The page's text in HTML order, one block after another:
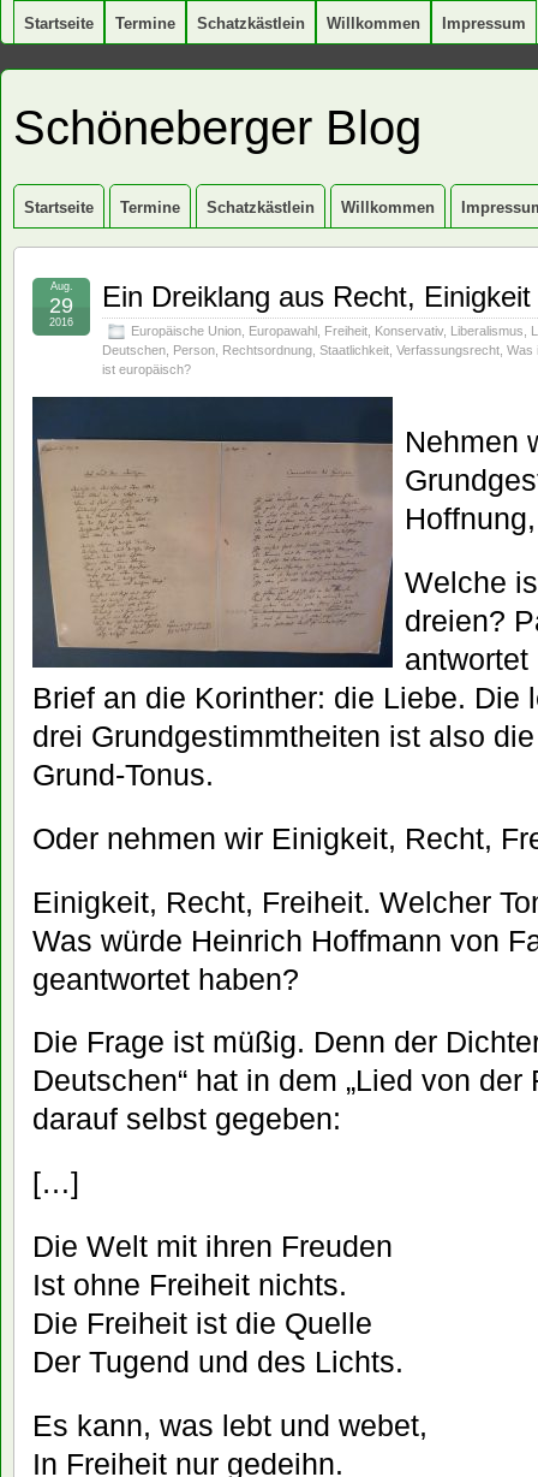
Startseite Termine Schatzkästlein Willkommen Impressum
Schöneberger Blog
Startseite Termine Schatzkästlein Willkommen
Ein Dreiklang aus Recht,
Europäische Union Europawahl Freiheit Konservativ, Liberalismus
Deutschen Person Rechtsordnung Staatlichkeit Verfassungsrecht Was
ist europäisch?
Aug.
29
2016
Nehmen
Welche
dreien?
Brief an die Korinther: die Liebe. Die
drei Grundgestimmtheiten ist also
Grund-Tonus.
Oder nehmen wir Einigkeit, Recht,
Einigkeit, Recht, Freiheit. Welcher
Was würde Heinrich Hoffmann von
geantwortet haben?
Die Frage ist müßig. Denn der
Deutschen“ hat in dem „Lied von der
darauf selbst gegeben:
[…]
Die Welt mit ihren Freuden
Ist ohne Freiheit nichts.
Die Freiheit ist die Quelle
Der Tugend und des Lichts.
Es kann, was lebt und webet,
In Freiheit nur gedeihn.